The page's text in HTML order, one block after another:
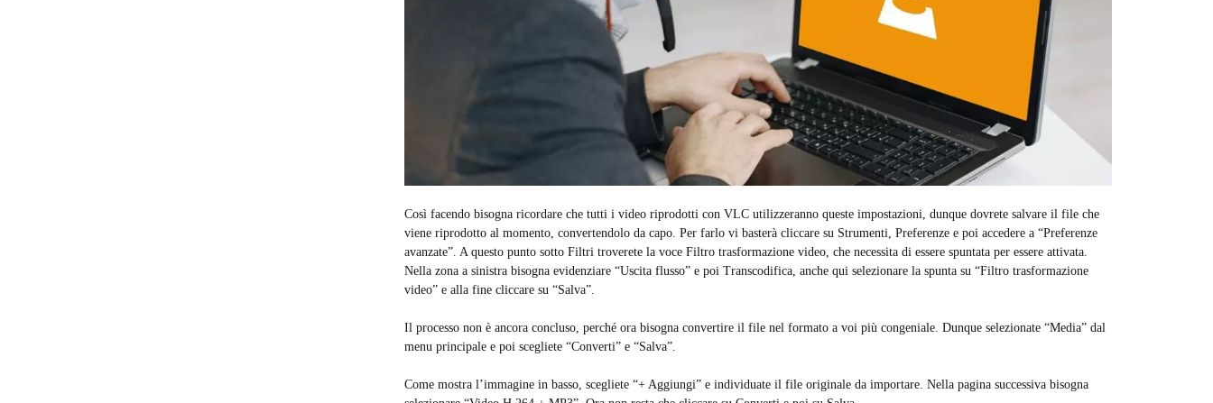
Così facendo bisogna ricordare che tutti i video riprodotti con VLC utilizzeranno queste impostazioni, dunque dovrete salvare il file che
viene riprodotto al momento, convertendolo da capo. Per farlo vi basterà cliccare su Strumenti, Preferenze e poi accedere a “Preferenze
avanzate”. A questo punto sotto Filtri troverete la voce Filtro trasformazione video, che necessita di essere spuntata per essere attivata.
Nella zona a sinistra bisogna evidenziare “Uscita flusso” e poi Transcodifica, anche qui selezionare la spunta su “Filtro trasformazione
video” e alla fine cliccare su “Salva”.
Il processo non è ancora concluso, perché ora bisogna convertire il file nel formato a voi più congeniale. Dunque selezionate “Media” dal
menu principale e poi scegliete “Converti” e “Salva”.
Come mostra l’immagine in basso, scegliete “+ Aggiungi” e individuate il file originale da importare. Nella pagina successiva bisogna